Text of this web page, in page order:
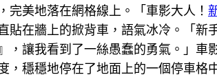
美地落在網格線上。「車影大人！
貼在牆上的掀背車，語氣冰冷。「
讓我看到了一絲愚蠢的勇氣。」車
，穩穩地停在了地面上的一個停車